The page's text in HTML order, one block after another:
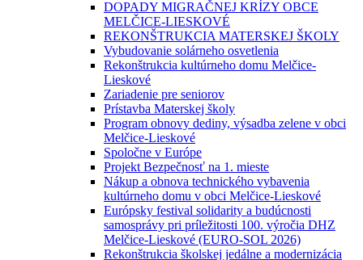
DOPADY MIGRAČNEJ KRÍZY OBCE
MELČICE-LIESKOVÉ
REKONŠTRUKCIA MATERSKEJ ŠKOLY
Vybudovanie solárneho osvetlenia
Rekonštrukcia kultúrneho domu Melčice-
Lieskové
Zariadenie pre seniorov
Prístavba Materskej školy
Program obnovy dediny, výsadba zelene v obci
Melčice-Lieskové
Spoločne v Európe
Projekt Bezpečnosť na 1. mieste
Nákup a obnova technického vybavenia
kultúrneho domu v obci Melčice-Lieskové
Európsky festival solidarity a budúcnosti
samosprávy pri príležitosti 100. výročia DHZ
Melčice-Lieskové (EURO-SOL 2026)
Rekonštrukcia školskej jedálne a modernizácia